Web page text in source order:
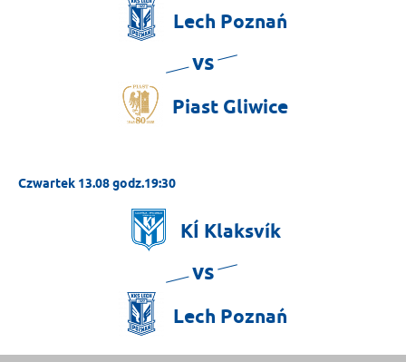
Lech Poznań
vs
Piast Gliwice
Czwartek 13.08 godz.19:30
KÍ Klaksvík
vs
Lech Poznań